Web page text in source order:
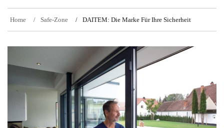
Home Safe-Zone DAITEM: Die Marke Für Ihre Sicherheit